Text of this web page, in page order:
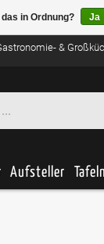
&
Aufsteller Tafeln
in Ordnung? Ja